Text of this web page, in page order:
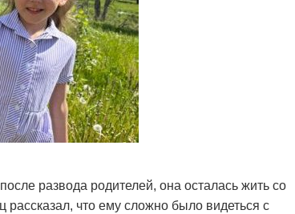
развода родителей, она осталась жить со
что ему сложно было видеться с